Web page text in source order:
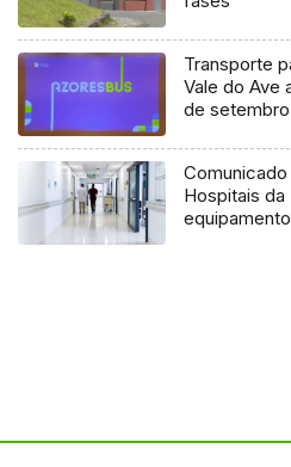
Transporte
Vale do Ave
de setembro
Hospitais